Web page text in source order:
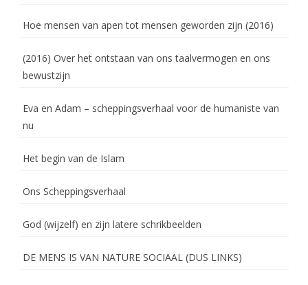
Hoe mensen van apen tot mensen geworden zijn (2016)
(2016) Over het ontstaan van ons taalvermogen en ons
bewustzijn
Eva en Adam – scheppingsverhaal voor de humaniste van
nu
Het begin van de Islam
Ons Scheppingsverhaal
God (wijzelf) en zijn latere schrikbeelden
DE MENS IS VAN NATURE SOCIAAL (DUS LINKS)